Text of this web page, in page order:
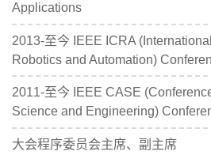
Applications
2013-至今 IEEE ICRA
Robotics and Automation)
2011-至今 IEEE CASE
Science and Engineering)
大会程序委员会主席、副主席